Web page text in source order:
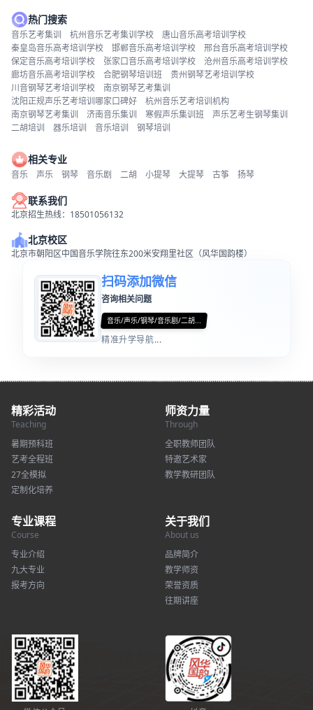
热门搜索
音乐艺考集训 杭州音乐艺考集训学校
唐山音乐高考培训学校
秦皇岛音乐高考培训学校
邯郸音乐高考培训学校
邢台音乐高考培训学校
保定音乐高考培训学校
张家口音乐高考培训学校
沧州音乐高考培训学校
廊坊音乐高考培训学校
合肥钢琴培训班
贵州钢琴艺考培训学校
川音钢琴艺考培训学校
南京钢琴艺考集训
沈阳正规声乐艺考培训哪家口碑好
杭州音乐艺考培训机构
南京钢琴艺考集训
济南音乐集训 寒假声乐集训班
声乐艺考生钢琴集训
二胡培训
器乐培训 音乐培训 钢琴培训
相关专业
音乐 声乐 钢琴 音乐剧 二胡 小提琴 大提琴 古筝 扬琴
联系我们
北京招生热线：18501056132
北京校区
北京市朝阳区中国音乐学院往东200米安翔里社区（风华国韵楼）
扫码添加微信
咨询相关问题
音乐/声乐/钢琴/音乐剧/二胡...
精准升学导航...
精彩活动
Teaching
暑期预科班
艺考全程班
27全模拟
定制化培养
师资力量
Through
全职教师团队
特邀艺术家
教学教研团队
专业课程
Course
专业介绍
九大专业
报考方向
关于我们
About us
品牌简介
教学师资
荣誉资质
往期讲座